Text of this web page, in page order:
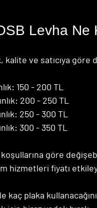
Levha Ne
kalite ve satıcıya
150 - 200 TL
200 - 250 TL
250 - 300 TL
300 - 350 TL
göre
hizmetleri fiyatı
kaç plaka